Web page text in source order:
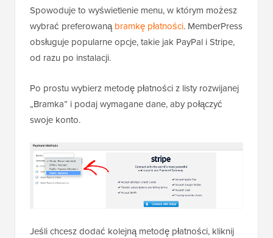
Spowoduje to wyświetlenie menu, w którym możesz
wybrać preferowanąbramkę płatności. MemberPress
obsługuje popularne opcje, takie jak PayPal i Stripe,
od razu po instalacji.
Po prostu wybierz metodę płatności z listy rozwijanej
„Bramka” i podaj wymagane dane, aby połączyć
swoje konto.
Jeśli chcesz dodać kolejną metodę płatności, kliknij